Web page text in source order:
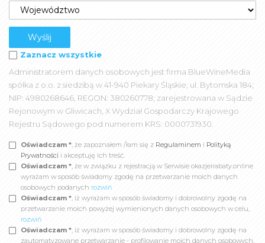
Zaznacz wszystkie
Administratorem danych osobowych jest firma BlueWineMedia
spółka z o.o. z siedzibą w 41-940 Piekary Śląskie; ul. Bytomska 184;
NIP: 4980268646, REGON: 380260778; zarejestrowana w Sądzie
Rejonowym w Gliwicach, X Wydział Gospodarczy Krajowego
Rejestru Sądowego pod numerem KRS: 0000731930.
Oświadczam *, że zapoznałem /łam się z Regulaminem i Polityką
Prywatności i akceptuję ich treść.
Oświadczam *, że w związku z rejestracją w Serwisie okazjeirabaty.online
wyrażam w sposób świadomy zgodę na przetwarzanie moich danych
osobowych podanych rozwiń
Oświadczam *, iż wyrażam w sposób świadomy i dobrowolny zgodę na
przetwarzanie moich powyżej wymienionych danych osobowych w celu,
rozwiń
Oświadczam *, iż wyrażam w sposób świadomy i dobrowolny zgodę na
zautomatyzowane przetwarzanie - profilowanie moich danych osobowych,